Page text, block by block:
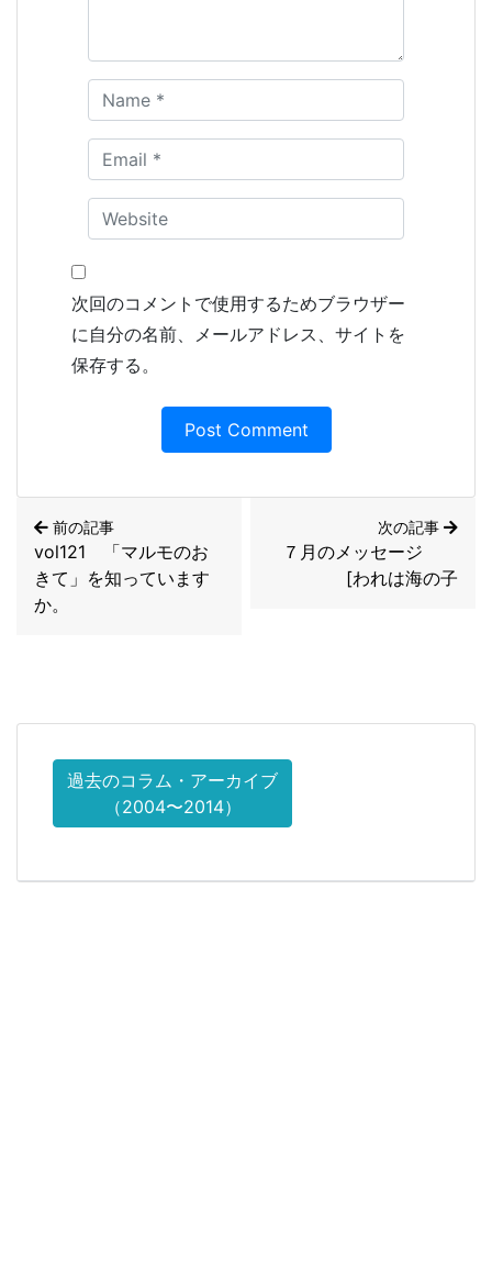
次回のコメントで使用するためブラウザー
に自分の名前、メールアドレス、サイトを
保存する。
前の記事
vol121 「マルモのお
きて」を知っています
か。
次の記事
７月のメッセージ
[われは海の子
過去のコラム・アーカイブ
（2004〜2014）